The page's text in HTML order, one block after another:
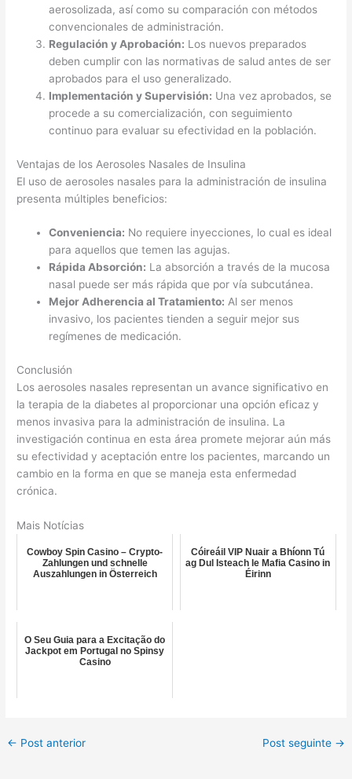
aerosolizada, así como su comparación con métodos
convencionales de administración.
Regulación y Aprobación: Los nuevos preparados
deben cumplir con las normativas de salud antes de ser
aprobados para el uso generalizado.
Implementación y Supervisión: Una vez aprobados, se
procede a su comercialización, con seguimiento
continuo para evaluar su efectividad en la población.
Ventajas de los Aerosoles Nasales de Insulina
El uso de aerosoles nasales para la administración de insulina
presenta múltiples beneficios:
Conveniencia: No requiere inyecciones, lo cual es ideal
para aquellos que temen las agujas.
Rápida Absorción: La absorción a través de la mucosa
nasal puede ser más rápida que por vía subcutánea.
Mejor Adherencia al Tratamiento: Al ser menos
invasivo, los pacientes tienden a seguir mejor sus
regímenes de medicación.
Conclusión
Los aerosoles nasales representan un avance significativo en
la terapia de la diabetes al proporcionar una opción eficaz y
menos invasiva para la administración de insulina. La
investigación continua en esta área promete mejorar aún más
su efectividad y aceptación entre los pacientes, marcando un
cambio en la forma en que se maneja esta enfermedad
crónica.
Mais Notícias
Cowboy Spin Casino – Crypto-
Zahlungen und schnelle
Auszahlungen in Österreich
Cóireáil VIP Nuair a Bhíonn Tú
ag Dul Isteach le Mafia Casino in
Éirinn
O Seu Guia para a Excitação do
Jackpot em Portugal no Spinsy
Casino
← Post anterior Post seguinte →